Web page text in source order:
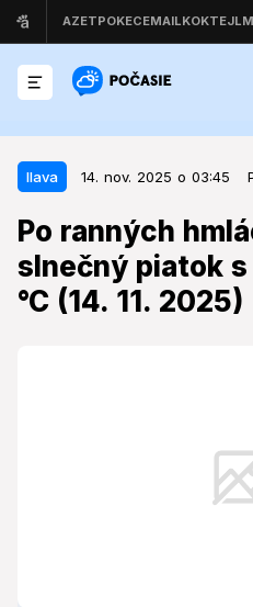
Ilava 14. nov. 2025 o 03:45
Po ranných
slnečný piatok
°C (14. 11. 2025)
Ilava 14. nov. 2025 o 03:45
Po ranných
slnečný piatok s
°C (14. 11. 2025)